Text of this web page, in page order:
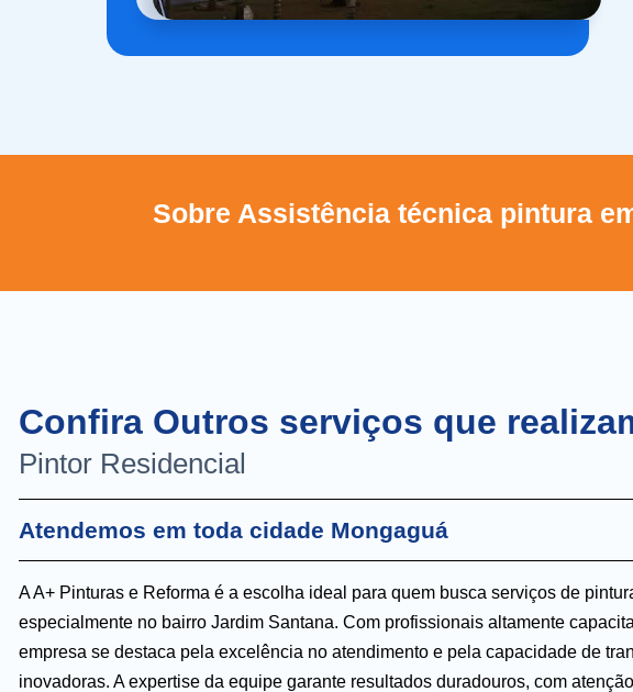
Sobre Assistência técnica pintura
Confira Outros serviços que
Pintor Residencial
Atendemos em toda cidade Mongaguá
A A+ Pinturas e Reforma é a escolha ideal para quem busca serviços de
especialmente no bairro Jardim Santana. Com profissionais altamente
empresa se destaca pela excelência no atendimento e pela capacidade de
inovadoras. A expertise da equipe garante resultados duradouros, com